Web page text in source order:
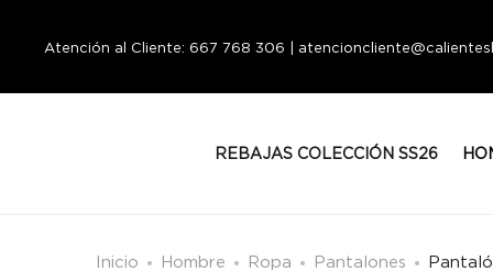
Atención al Cliente: 667 768 306 |
REBAJAS COLECCIÓN SS26
Inicio Hombre Ropa Pantalones